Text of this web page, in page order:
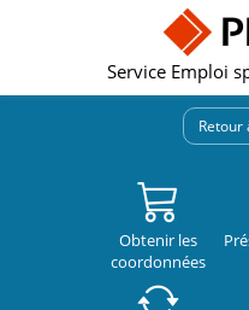
Service Emploi
Retour
Obtenir les
coordonnées